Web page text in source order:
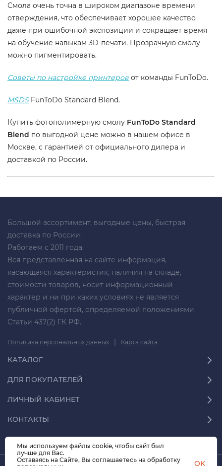
Смола очень точна в широком диапазоне времени
отверждения, что обеспечивает хорошее качество
даже при ошибочной экспозиции и сокращает время
на обучение навыкам 3D-печати. Прозрачную смолу
можно пигментировать.
Советы по настройке принтеров от команды FunToDo.
MSDSFunToDo Standard Blend.
Купить фотополимерную смолу FunToDo Standard
Blend по выгодной цене можно в нашем офисе в
Москве, с гарантией от официального дилера и
доставкой по России.
Большой ассортимент, выгодные цены, быстрая
доставка по России.
Работаем с 2011 года.
Вся представленная на сайте информация,
касающаяся характеристик, наличия на складе,
стоимости товаров, носит информационный
характер и ни при каких условиях не является
публичной офертой, определяемой положениями
Статьи 437(2) ГК РФ.
Политика персональных данных | Карта сайта
КАТАЛОГ
ДЛЯ ПОКУПАТЕЛЕЙ
ЛИЧНЫЙ КАБИНЕТ
КОНТАКТЫ
Мы используем файлы cookie, чтобы сайт был
лучше для Вас.
Оставаясь на Сайте, Вы соглашаетесь на обработку
OK